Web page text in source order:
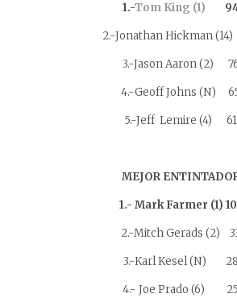
1.-Tom King (1)
2.-Jonathan Hickman
3.-Jason Aaron (2)
4.-Geoff Johns (N)
5.-Jeff Lemire (4) 61
MEJOR
1.- Mark Farmer (1)
2.-Mitch Gerads (2)
3.-Karl Kesel (N) 28
4.- Joe Prado (6) 25